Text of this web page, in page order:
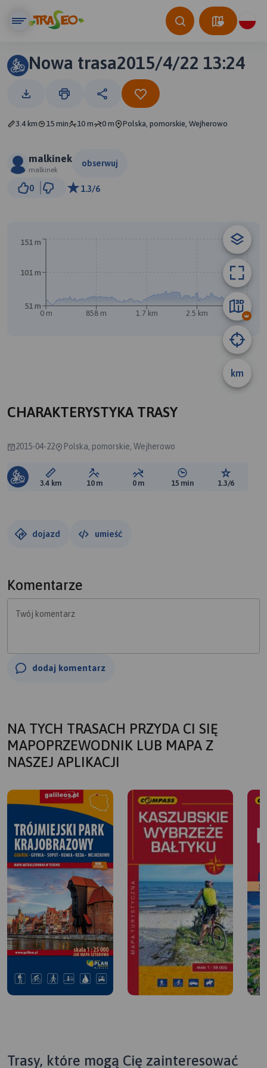
Nowa trasa2015/4/22 13:24
3.4 km 15 min 10 m 0 m Polska, pomorskie, Wejherowo
malkinek
malkinek
obserwuj
0 1.3/6
B
km
0 m 858 m 1.7 km 2.5 km 3.4 km
51 m
101 m
151 m
CHARAKTERYSTYKA TRASY
2015-04-22 Polska, pomorskie, Wejherowo
Długość trasy:
3.4 km Suma przewyższeń:
10 m Suma spadków:
0 m Średni czas potrzebny
15 min Ocena
1.3/6
dojazd umieść
Komentarze
Twój komentarz
dodaj komentarz
NA TYCH TRASACH PRZYDA CI SIĘ
MAPOPRZEWODNIK LUB MAPA Z
NASZEJ APLIKACJI
Trasy, które mogą Cię zainteresować